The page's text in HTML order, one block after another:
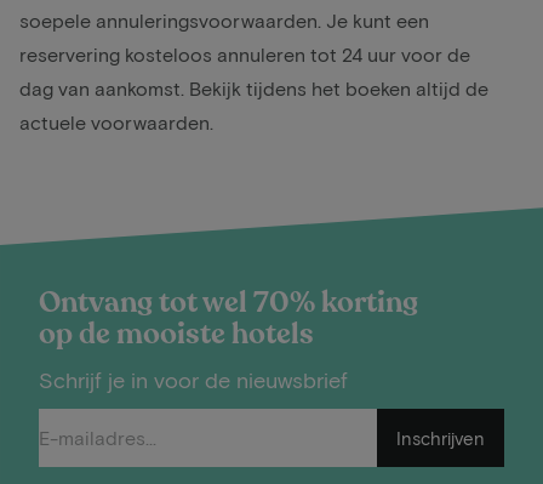
soepele annuleringsvoorwaarden. Je kunt een
reservering kosteloos annuleren tot 24 uur voor de
dag van aankomst. Bekijk tijdens het boeken altijd de
actuele voorwaarden.
Ontvang tot wel 70% korting
op de mooiste hotels
Schrijf je in voor de nieuwsbrief
Inschrijven